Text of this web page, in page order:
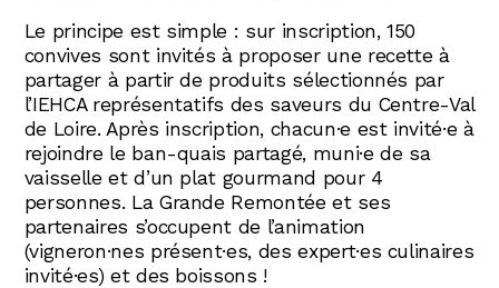
Le principe est simple : sur inscription, 150
convives sont invités à proposer une recette à
partager à partir de produits sélectionnés par
l’IEHCA représentatifs des saveurs du Centre-Val
de Loire. Après inscription, chacun·e est invité·e à
rejoindre le ban-quais partagé, muni·e de sa
vaisselle et d’un plat gourmand pour 4
personnes. La Grande Remontée et ses
partenaires s’occupent de l’animation
(vigneron·nes présent·es, des expert·es culinaires
invité·es) et des boissons !